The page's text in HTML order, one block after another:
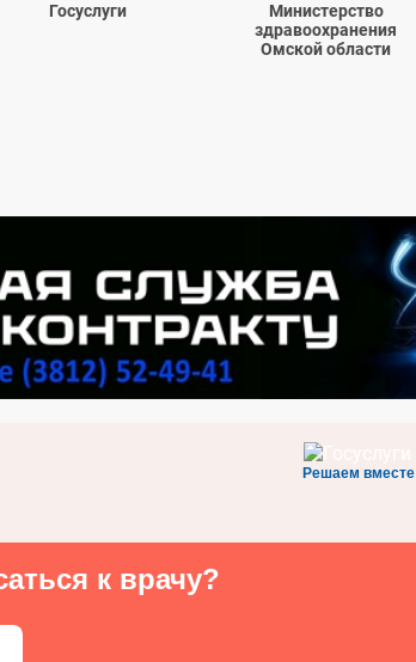
Госуслуги
Министерство
здравоохранения
Омской области
Решаем вместе
к врачу?